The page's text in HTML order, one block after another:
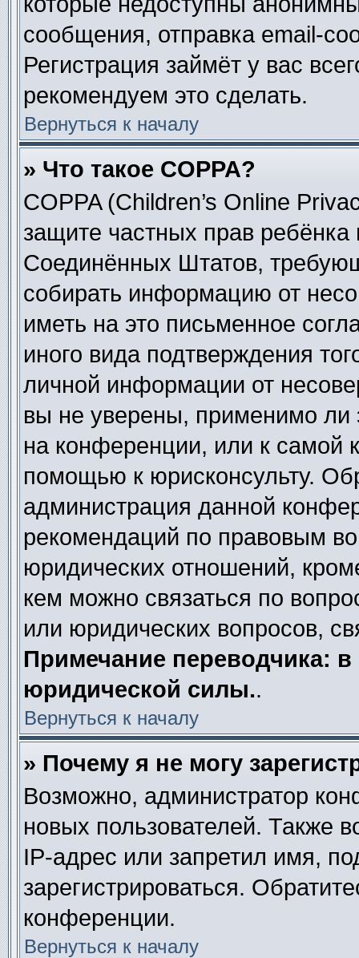
сообщения, отправка email-
Регистрация займёт у вас
рекомендуем это сделать.
Вернуться к началу
» Что такое COPPA?
COPPA (Children’s Online
защите частных прав ребёнка
Соединённых Штатов,
собирать информацию от
иметь на это письменное
иного вида подтверждения
личной информации от
вы не уверены, применимо ли
на конференции, или к самой
помощью к юрисконсульту.
администрация данной
рекомендаций по правовым
юридических отношений,
кем можно связаться по
или юридических вопросов,
Примечание переводчика:
юридической силы..
Вернуться к началу
» Почему я не могу
Возможно, администратор
новых пользователей. Также
IP-адрес или запретил имя,
зарегистрироваться.
конференции.
Вернуться к началу